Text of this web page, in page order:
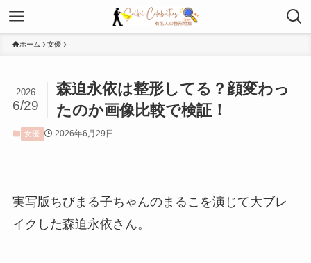
ホーム 女優
森迫永依は整形してる？顔変わっ
たのか画像比較で検証！
2026
6/29
女優 2026年6月29日
実写版ちびまる子ちゃんのまるこを演じて大ブレ
イクした森迫永依さん。